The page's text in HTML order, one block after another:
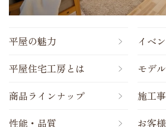
平屋の魅力
平屋住宅工房とは
商品ラインナップ
性能・品質
イベ
モデ
施工
お客